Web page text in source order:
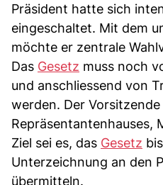
Präsident hatte sich
eingeschaltet. Mit dem
möchte er zentrale
Das Gesetz muss noch
und anschliessend von
werden. Der Vorsitzende
Repräsentantenhauses,
Ziel sei es, das Gesetz
Unterzeichnung an den
übermitteln.